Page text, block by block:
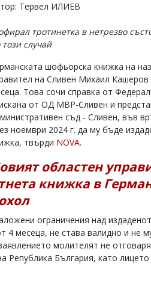
Тервел ИЛИЕВ
тротинетка в нетрезво
този случай
шофьорска книжка на
на Сливен Михаил Кашеров
Това сочи справка от
от ОД МВР-Сливен и
съд - Сливен, във
ноември 2024 г. да му бъде
твърди NOVA.
областен
книжка в
ограничения над
месеца, не става валидно и не
молителят не
Република България, като